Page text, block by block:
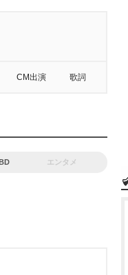
CM出演 歌詞
エンタメ